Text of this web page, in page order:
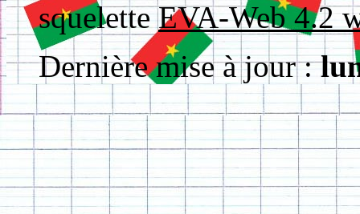
squeletteEVA-Web 4.2
Dernière mise à jour :